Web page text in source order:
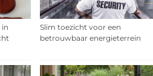
in
Slim toezicht voor een
betrouwbaar energieterrein